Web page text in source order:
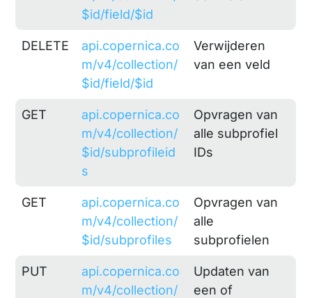
$id/field/$id
DELETE
api.copernica.co
m/v4/collection/
$id/field/$id
Verwijderen
van een veld
GET
api.copernica.co
m/v4/collection/
$id/subprofileid
s
Opvragen van
alle subprofiel
IDs
GET
api.copernica.co
m/v4/collection/
$id/subprofiles
Opvragen van
alle
subprofielen
PUT
api.copernica.co
m/v4/collection/
Updaten van
een of